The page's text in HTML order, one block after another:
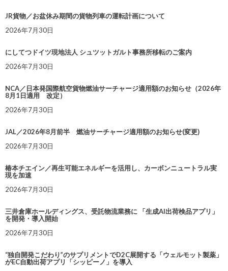
JR貨物／お盆休み期間の貨物列車の運転計画について
2026年7月30日
にしてつドイツ現地法人 シュツットガルト事務所移転のご案内
2026年7月30日
NCA／日本発国際航空貨物燃油サーチャージ適用額のお知らせ（2026年
8月1日適用 改定）
2026年7月30日
JAL／2026年8月前半 燃油サーチャージ適用額のお知らせ(変更)
2026年7月30日
椿本チエイン／再生可能エネルギーを活用し、カーボンニュートラル実
現を加速
2026年7月30日
三井倉庫ホールディングス、受託物流業務に 「生成AI出荷検品アプリ」
を開発・導入開始
2026年7月30日
“独自開発こだわり”のサプリメントでD2C展開する「ウェルモット製薬」
がEC自動出荷アプリ「シッピーノ」を導入